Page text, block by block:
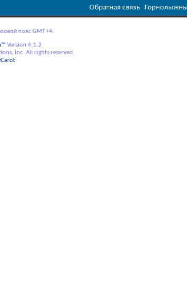
Обратная связь
пояс GMT +4.
Version 4.1.2
Inc. All rights reserved.